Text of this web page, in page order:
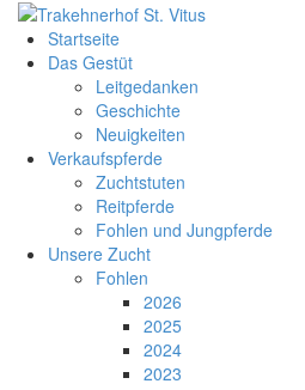
Startseite
Das Gestüt
Leitgedanken
Geschichte
Neuigkeiten
Verkaufspferde
Zuchtstuten
Reitpferde
Fohlen und Jungpferde
Unsere Zucht
Fohlen
2026
2025
2024
2023